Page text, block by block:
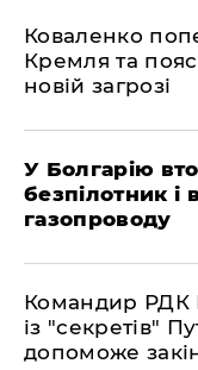
Коваленко
Кремля та
новій загрозі
У Болгарію
безпілотник і
газопроводу
Командир РДК
із "секретів"
допоможе